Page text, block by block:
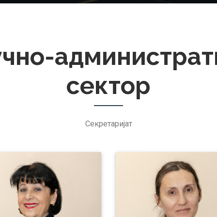
сектор
Секретаријат